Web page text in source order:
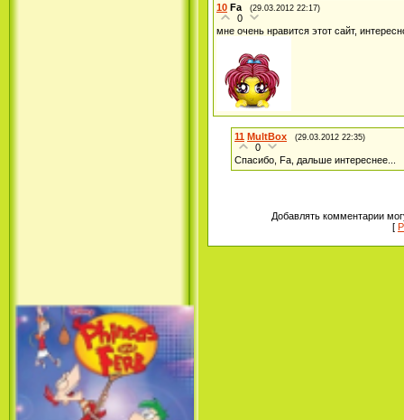
Фархат: Принц Персии /
10 Fa (29.03.2012 22:17)
0
мне очень нравится этот сайт,
11 MultBox (29.03.2012 22:35)
0
Спасибо, Fa, дальше интереснее...
Добавлять комментарии
[